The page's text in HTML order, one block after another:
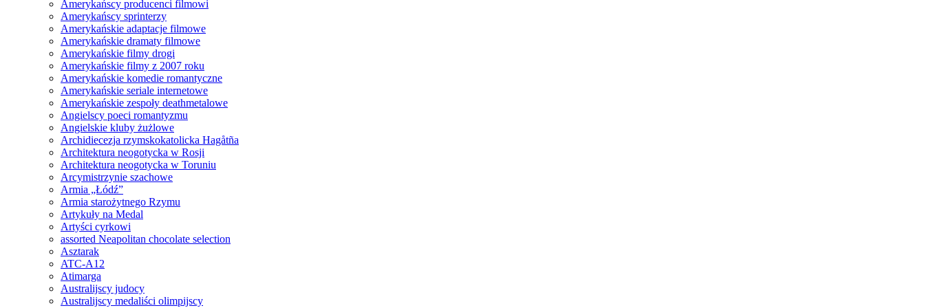
Amerykańscy producenci filmowi
Amerykańscy sprinterzy
Amerykańskie adaptacje filmowe
Amerykańskie dramaty filmowe
Amerykańskie filmy drogi
Amerykańskie filmy z 2007 roku
Amerykańskie komedie romantyczne
Amerykańskie seriale internetowe
Amerykańskie zespoły deathmetalowe
Angielscy poeci romantyzmu
Angielskie kluby żużlowe
Archidiecezja rzymskokatolicka Hagåtña
Architektura neogotycka w Rosji
Architektura neogotycka w Toruniu
Arcymistrzynie szachowe
Armia „Łódź”
Armia starożytnego Rzymu
Artykuły na Medal
Artyści cyrkowi
assorted Neapolitan chocolate selection
Asztarak
ATC-A12
Atimarga
Australijscy judocy
Australijscy medaliści olimpijscy